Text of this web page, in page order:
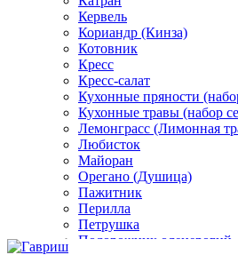
Кервель
Кориандр (Кинза)
Котовник
Кресс
Кресс-салат
Кухонные пряности
Кухонные травы (набор
Лемонграсс (Лимонная
Любисток
Майоран
Орегано (Душица)
Пажитник
Перилла
Петрушка
Подорожник оленерогий